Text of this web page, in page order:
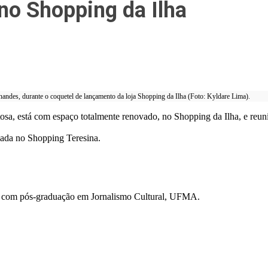
Shopping da Ilha
durante o coquetel de lançamento da loja Shopping da Ilha (Foto: Kyldare Lima).
está com espaço totalmente renovado, no Shopping da Ilha, e
no Shopping Teresina.
pós-graduação em Jornalismo Cultural, UFMA.